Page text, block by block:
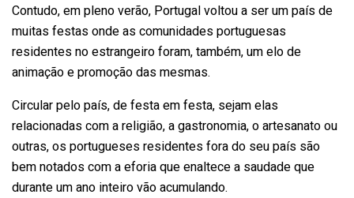
Contudo, em pleno verão, Portugal voltou a ser um país de
muitas festas onde as comunidades portuguesas
residentes no estrangeiro foram, também, um elo de
animação e promoção das mesmas.
Circular pelo país, de festa em festa, sejam elas
relacionadas com a religião, a gastronomia, o artesanato ou
outras, os portugueses residentes fora do seu país são
bem notados com a eforia que enaltece a saudade que
durante um ano inteiro vão acumulando.